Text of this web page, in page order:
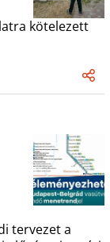
kötelezett
tervezet a